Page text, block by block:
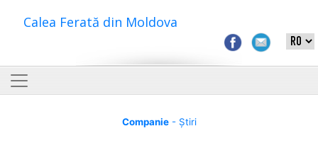
Calea Ferată din Moldova
Companie- Știri